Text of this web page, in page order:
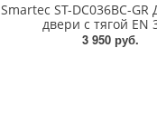
Smartec ST-DC036BC-GR
двери c тягой EN
3 950 руб.